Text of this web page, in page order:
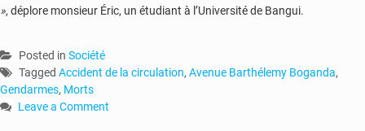
», déplore monsieur Éric, un étudiant à l’Université de Bangui.
Posted in Société
Tagged Accident de la circulation, Avenue Barthélemy Boganda,
Gendarmes, Morts
Leave a Comment